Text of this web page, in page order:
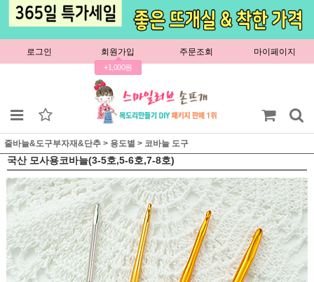
로그인 회원가입
+1,000원
주문조회 마이페이지
줄바늘&도구부자재&단추 > 용도별 > 코바늘 도구
국산 모사용코바늘(3-5호,5-6호,7-8호)